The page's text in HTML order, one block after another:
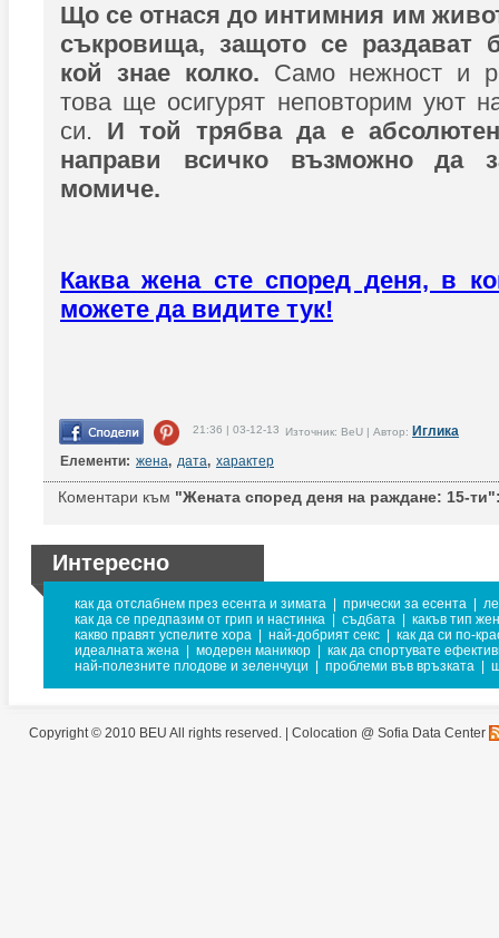
Що се отнася до интимния им
съкровища, защото се раздават
кой знае колко. Само нежност и
това ще осигурят неповторим уют
си. И той трябва да е
направи всичко възможно да
момиче.
Каква жена сте според деня, в
можете да видите тук!
21:36 | 03-12-13 Източник: BeU | Автор: Иглика
Елементи: жена, дата, характер
Коментари към "Жената според деня на раждане: 15-
Интересно
как да отслабнем през есента и зимата прически за есента
как да се предпазим от грип и настинка
съдбата
какъв тип
какво правят успелите хора
най-добрият секс
как да си по-
идеалната жена
модерен маникюр
как да спортувате
най-полезните плодове и зеленчуци
проблеми във връзката
Copyright © 2010 BEU All rights reserved. | Colocation @ Sofia Data Center